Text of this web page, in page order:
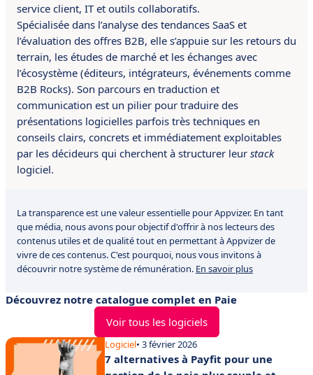
service client, IT et outils collaboratifs.
Spécialisée dans l’analyse des tendances SaaS et
l’évaluation des offres B2B, elle s’appuie sur les retours du
terrain, les études de marché et les échanges avec
l’écosystème (éditeurs, intégrateurs, événements comme
B2B Rocks). Son parcours en traduction et
communication est un pilier pour traduire des
présentations logicielles parfois très techniques en
conseils clairs, concrets et immédiatement exploitables
par les décideurs qui cherchent à structurer leur stack
logiciel.
La transparence est une valeur essentielle pour Appvizer. En tant
que média, nous avons pour objectif d'offrir à nos lecteurs des
contenus utiles et de qualité tout en permettant à Appvizer de
vivre de ces contenus. C'est pourquoi, nous vous invitons à
découvrir notre système de rémunération. En savoir plus
Découvrez notre catalogue complet en Paie
Voir tous les logiciels
Logiciel• 3 février 2026
7 alternatives à Payfit pour une